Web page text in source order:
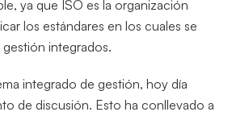
ya que ISO es la organización
los estándares en los cuales se
gestión integrados.
integrado de gestión, hoy día
de discusión. Esto ha conllevado a